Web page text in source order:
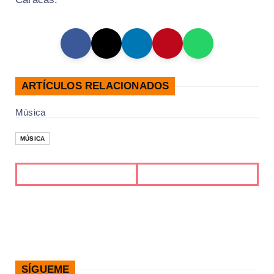
ARTÍCULOS RELACIONADOS
Música
MÚSICA
SÍGUEME